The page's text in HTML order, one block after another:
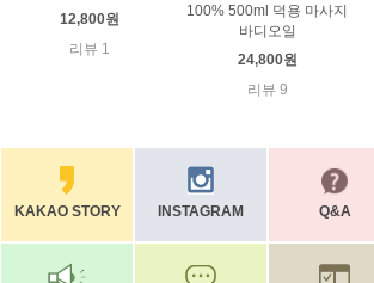
12,800원
리뷰 1
100% 500ml 덕용 마사지
바디오일
24,800원
리뷰 9
KAKAO STORY INSTAGRAM Q&A